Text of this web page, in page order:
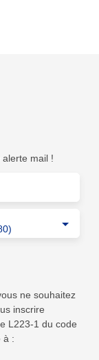
mail !
ne souhaitez
inscrire
L223-1 du code
à :